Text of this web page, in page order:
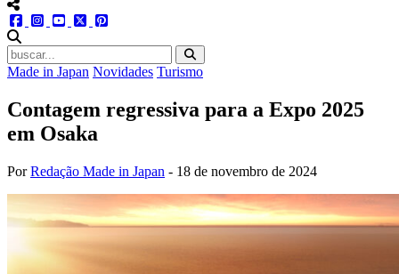
menu redes social
facebookinstagram
youtube
twitter
Made in Japan Novidades Turismo
Contagem regressiva para a Expo 2025
em Osaka
PorRedação Made in Japan - 18 de novembro de 2024